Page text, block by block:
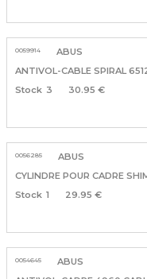
0059914
ABUS
ANTIVOL-CABLE SPIRAL
3
30.95 €
0056285
ABUS
CYLINDRE POUR CADRE
1
29.95 €
0054645
ABUS